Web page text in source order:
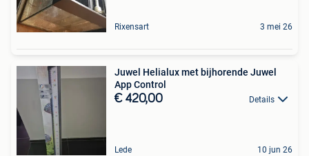
Rixensart 3 mei 26
Juwel Helialux met bijhorende Juwel
App Control
€ 420,00 Details
Lede 10 jun 26